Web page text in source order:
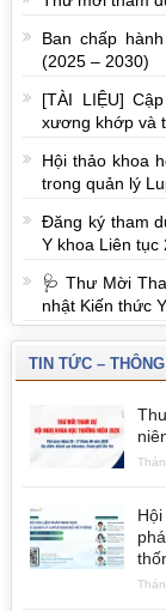
Ban chấp
(2025 – 2030)
[TÀI LIỆU]
xương khớp và
Hội thảo khoa
trong quản lý
Đăng ký tham
Y khoa Liên tục
🩺 Thư Mời
nhật Kiến thức
TIN TỨC –